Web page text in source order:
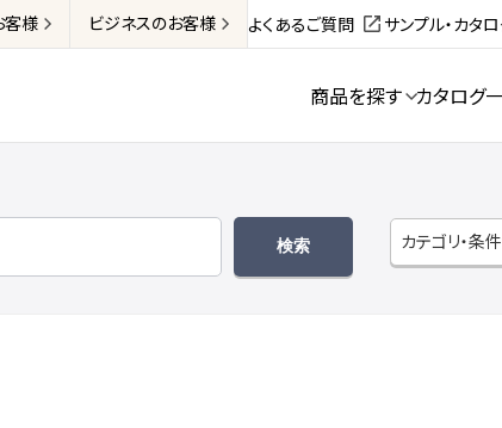
客様 ビジネスのお客様 よくあるご質問 サンプル・カタ
商品を探す カタログ
カテゴリ・条